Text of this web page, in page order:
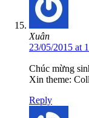
Xuân
23/05/2015 at
Chúc mừng
Xin theme:
Reply